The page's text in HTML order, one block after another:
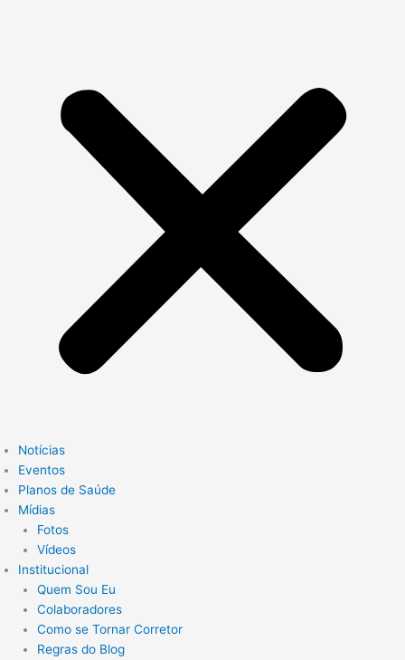
Notícias
Eventos
Planos de Saúde
Mídias
Fotos
Vídeos
Institucional
Quem Sou Eu
Colaboradores
Como se Tornar Corretor
Regras do Blog